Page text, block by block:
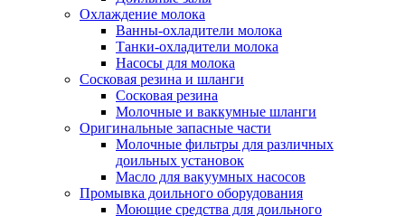
Охлаждение молока
Ванны-охладители молока
Танки-охладители молока
Насосы для молока
Сосковая резина и шланги
Сосковая резина
Молочные и ваккумные шланги
Оригинальные запасные части
Молочные фильтры для различных
доильных установок
Масло для вакуумных насосов
Промывка доильного оборудования
Моющие средства для доильного